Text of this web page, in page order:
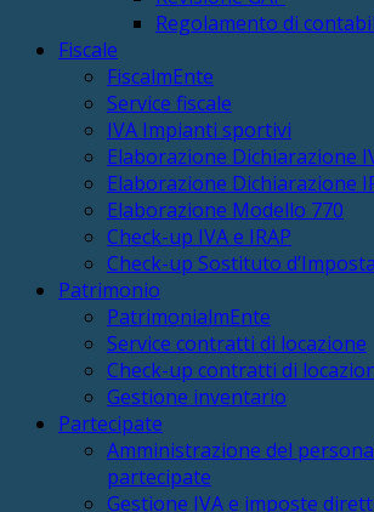
Regolamento di
Fiscale
FiscalmEnte
Service fiscale
IVA Impianti sportivi
Elaborazione Dichiarazione
Elaborazione Dichiarazione
Elaborazione Modello 770
Check-up IVA e IRAP
Check-up Sostituto d’Imposta
Patrimonio
PatrimonialmEnte
Service contratti di locazione
Check-up contratti di
Gestione inventario
Partecipate
Amministrazione del
partecipate
Gestione IVA e imposte